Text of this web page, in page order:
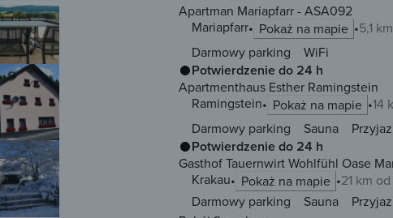
Apartman Mariapfarr - ASA092
Mariapfarr
Pokaż na mapie
5,1
Darmowy parking
WiFi
Potwierdzenie do 24 h
Apartmenthaus Esther Ramingstein
Ramingstein
Pokaż na mapie 14
Darmowy parking Sauna
Potwierdzenie do 24 h
Gasthof Tauernwirt Wohlfühl Oase
Krakau
Pokaż na mapie 21 km
Darmowy parking Sauna